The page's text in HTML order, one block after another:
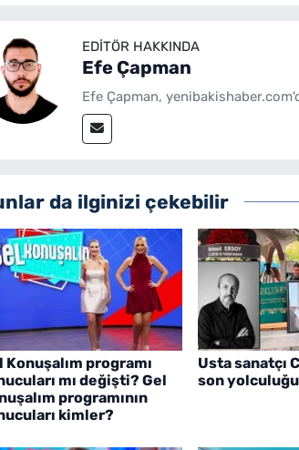
EDITÖR HAKKINDA
Efe Çapman
Efe Çapman,
da ilginizi çekebilir
Konuşalım programı
mı değişti? Gel
programının
kimler?
Usta sanatçı
son